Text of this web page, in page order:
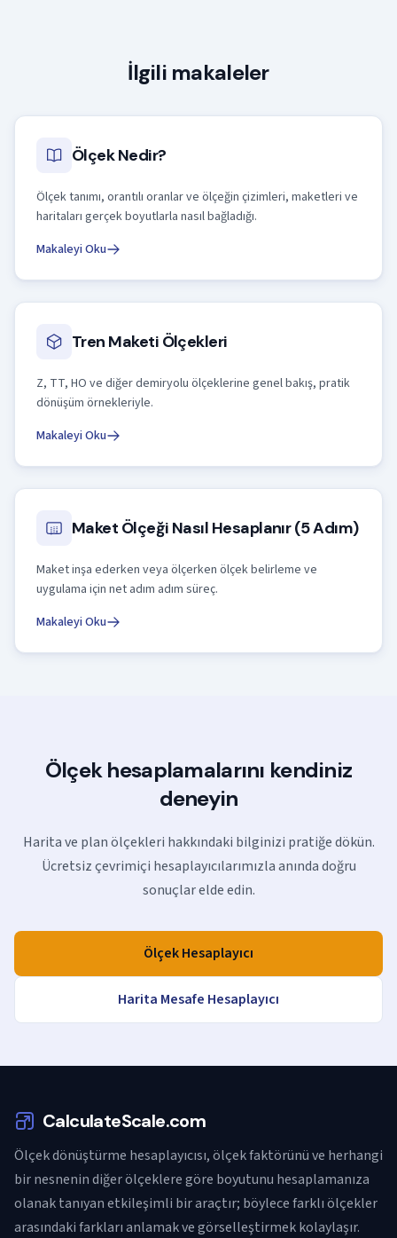
İlgili makaleler
Ölçek Nedir?
Ölçek tanımı, orantılı oranlar ve ölçeğin çizimleri, maketleri ve
haritaları gerçek boyutlarla nasıl bağladığı.
Makaleyi Oku
Tren Maketi Ölçekleri
Z, TT, HO ve diğer demiryolu ölçeklerine genel bakış, pratik
dönüşüm örnekleriyle.
Makaleyi Oku
Maket Ölçeği Nasıl Hesaplanır (5 Adım)
Maket inşa ederken veya ölçerken ölçek belirleme ve
uygulama için net adım adım süreç.
Makaleyi Oku
Ölçek hesaplamalarını kendiniz
deneyin
Harita ve plan ölçekleri hakkındaki bilginizi pratiğe dökün.
Ücretsiz çevrimiçi hesaplayıcılarımızla anında doğru
sonuçlar elde edin.
Ölçek Hesaplayıcı
Harita Mesafe Hesaplayıcı
CalculateScale.com
Ölçek dönüştürme hesaplayıcısı, ölçek faktörünü ve herhangi
bir nesnenin diğer ölçeklere göre boyutunu hesaplamanıza
olanak tanıyan etkileşimli bir araçtır; böylece farklı ölçekler
arasındaki farkları anlamak ve görselleştirmek kolaylaşır.